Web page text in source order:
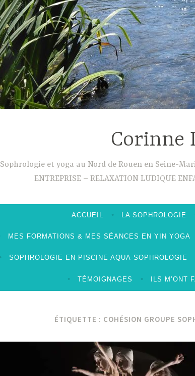
Corinne
Sophrologie et yoga au Nord de Rouen en Seine-
ENTREPRISE – RELAXATION LUDIQUE
ACCUEIL LA SOPHROLOGIE
MES FORMATIONS & MES SÉANCES EN YIN YOGA
SOPHROLOGIE EN PISCINE AQUA-SOPHROLOGIE
TÉMOIGNAGES ILS M’ONT
ÉTIQUETTE : COHÉSION GROUPE